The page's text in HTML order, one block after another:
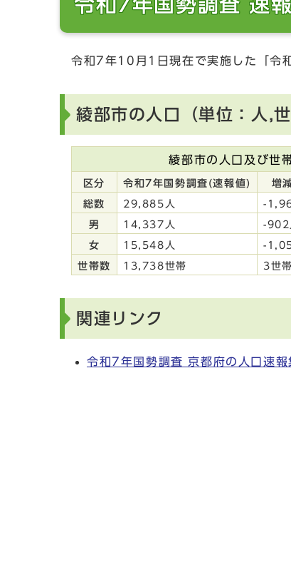
令和7年国勢調査 速
令和7年10月1日現在で実施した「令
綾部市の人口（単位：人,世
綾部市の人口及び世
区分 令和7年国勢調査(速報値) 増
総数 29,885人 -
男 14,337人 -902
女 15,548人 -
世帯数 13,738世帯 3世帯
関連リンク
令和7年国勢調査 京都府の人口速報